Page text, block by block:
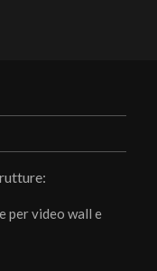
per video wall e